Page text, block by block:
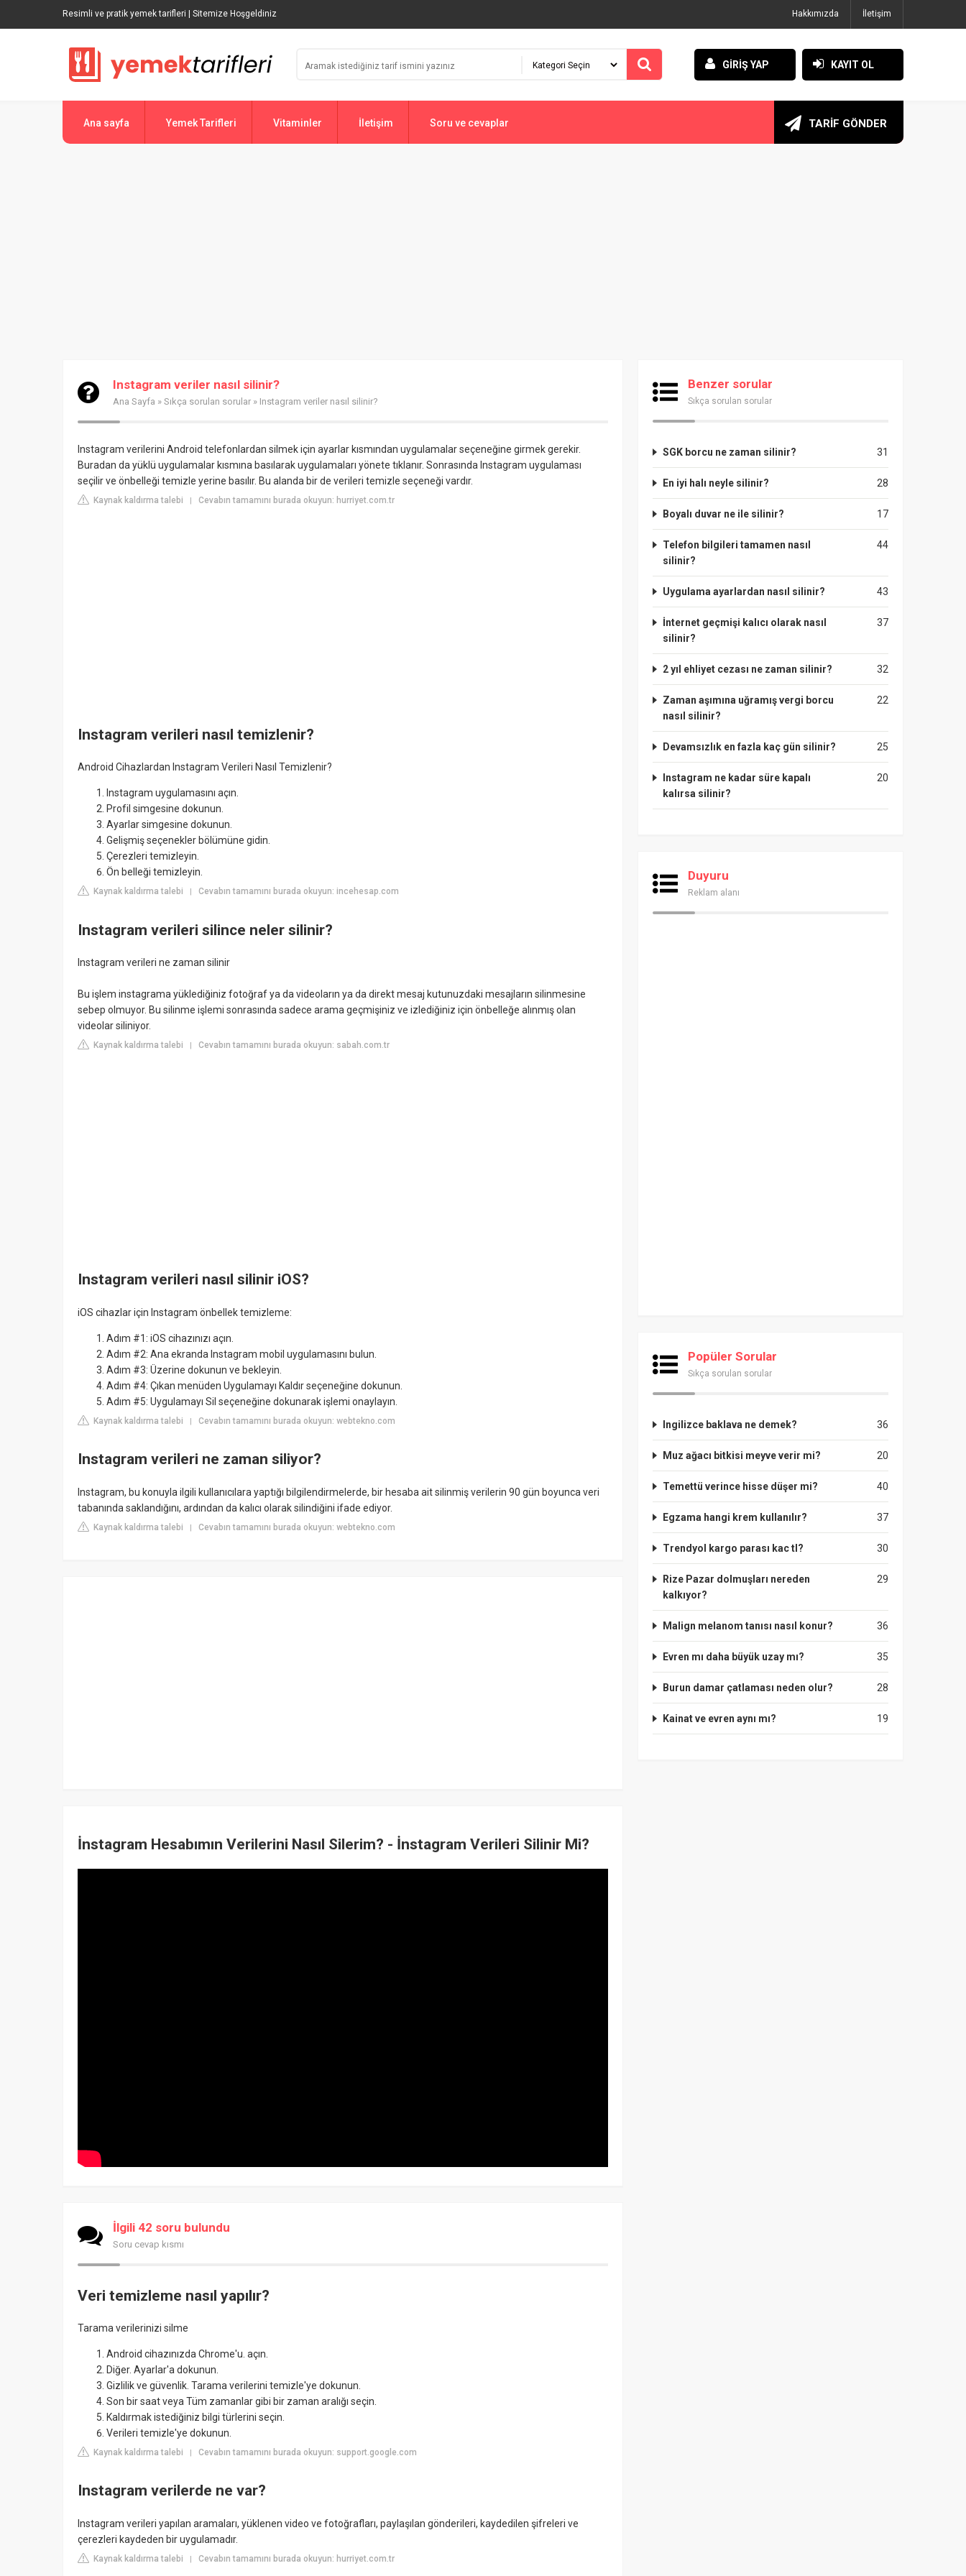
Resimli ve pratik yemek tarifleri | Sitemize Hoşgeldiniz Hakkımızda İletişim
GİRİŞ YAP KAYIT OL
Ana sayfa Yemek Tarifleri Vitaminler İletişim Soru ve cevaplar TARİF GÖNDER
Instagram veriler nasıl silinir?
Ana Sayfa » Sıkça sorulan sorular » Instagram veriler nasıl silinir?
Instagram verilerini Android telefonlardan silmek için ayarlar kısmından uygulamalar seçeneğine girmek gerekir.
Buradan da yüklü uygulamalar kısmına basılarak uygulamaları yönete tıklanır. Sonrasında Instagram uygulaması
seçilir ve önbelleği temizle yerine basılır. Bu alanda bir de verileri temizle seçeneği vardır.
Kaynak kaldırma talebi | Cevabın tamamını burada okuyun: hurriyet.com.tr
Instagram verileri nasıl temizlenir?
Android Cihazlardan Instagram Verileri Nasıl Temizlenir?
Instagram uygulamasını açın.
Profil simgesine dokunun.
Ayarlar simgesine dokunun.
Gelişmiş seçenekler bölümüne gidin.
Çerezleri temizleyin.
Ön belleği temizleyin.
Kaynak kaldırma talebi Cevabın tamamını burada okuyun: incehesap.com
Instagram verileri silince neler silinir?
Instagram verileri ne zaman silinir
Bu işlem instagrama yüklediğiniz fotoğraf ya da videoların ya da direkt mesaj kutunuzdaki mesajların silinmesine
sebep olmuyor. Bu silinme işlemi sonrasında sadece arama geçmişiniz ve izlediğiniz için önbelleğe alınmış olan
videolar siliniyor.
Kaynak kaldırma talebi Cevabın tamamını burada okuyun: sabah.com.tr
Instagram verileri nasıl silinir iOS?
iOS cihazlar için Instagram önbellek temizleme:
Adım #1: iOS cihazınızı açın.
Adım #2: Ana ekranda Instagram mobil uygulamasını bulun.
Adım #3: Üzerine dokunun ve bekleyin.
Adım #4: Çıkan menüden Uygulamayı Kaldır seçeneğine dokunun.
Adım #5: Uygulamayı Sil seçeneğine dokunarak işlemi onaylayın.
Kaynak kaldırma talebi | Cevabın tamamını burada okuyun: webtekno.com
Instagram verileri ne zaman siliyor?
Instagram, bu konuyla ilgili kullanıcılara yaptığı bilgilendirmelerde, bir hesaba ait silinmiş verilerin 90 gün boyunca veri
tabanında saklandığını, ardından da kalıcı olarak silindiğini ifade ediyor.
Kaynak kaldırma talebi | Cevabın tamamını burada okuyun: webtekno.com
İnstagram Hesabımın Verilerini Nasıl Silerim? - İnstagram Verileri Silinir Mi?
İlgili 42 soru bulundu
Soru cevap kısmı
Veri temizleme nasıl yapılır?
Tarama verilerinizi silme
Android cihazınızda Chrome'u. açın.
Diğer. Ayarlar'a dokunun.
Gizlilik ve güvenlik. Tarama verilerini temizle'ye dokunun.
Son bir saat veya Tüm zamanlar gibi bir zaman aralığı seçin.
Kaldırmak istediğiniz bilgi türlerini seçin.
Verileri temizle'ye dokunun.
Kaynak kaldırma talebi | Cevabın tamamını burada okuyun: support.google.com
Instagram verilerde ne var?
Instagram verileri yapılan aramaları, yüklenen video ve fotoğrafları, paylaşılan gönderileri, kaydedilen şifreleri ve
çerezleri kaydeden bir uygulamadır.
Kaynak kaldırma talebi | Cevabın tamamını burada okuyun: hurriyet.com.tr
Benzer sorular
Sıkça sorulan sorular
31
SGK borcu ne zaman silinir?
28
En iyi halı neyle silinir?
17
Boyalı duvar ne ile silinir?
44
Telefon bilgileri tamamen nasıl
silinir?
43
Uygulama ayarlardan nasıl silinir?
37
İnternet geçmişi kalıcı olarak nasıl
silinir?
32
2 yıl ehliyet cezası ne zaman silinir?
22
Zaman aşımına uğramış vergi borcu
nasıl silinir?
25
Devamsızlık en fazla kaç gün silinir?
20
Instagram ne kadar süre kapalı
kalırsa silinir?
Duyuru
Reklam alanı
Popüler Sorular
Sıkça sorulan sorular
36
Ingilizce baklava ne demek?
20
Muz ağacı bitkisi meyve verir mi?
40
Temettü verince hisse düşer mi?
37
Egzama hangi krem kullanılır?
30
Trendyol kargo parası kac tl?
29
Rize Pazar dolmuşları nereden
kalkıyor?
36
Malign melanom tanısı nasıl konur?
35
Evren mı daha büyük uzay mı?
28
Burun damar çatlaması neden olur?
19
Kainat ve evren aynı mı?